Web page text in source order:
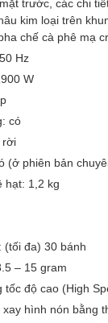
trước, các chi
kim loại trên
chế cà phê mạ
Hz
W
có
rời
(ở phiên bản
hạt: 1,2 kg
(tối đa) 30 bánh
– 15 gram
tốc độ cao (High
hình nón bằng